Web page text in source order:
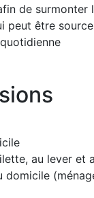
de surmonter
peut être source
au lever et
domicile